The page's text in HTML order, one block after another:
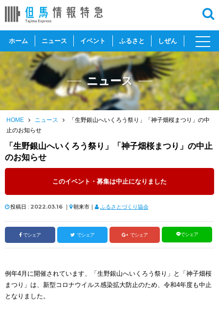
ホーム ニュース イベント ふるさと しぜん
toggle
ニュース
HOME ニュース
「生野銀山へいくろう祭り」「神子畑桜まつり」の中
止のお知らせ
「生野銀山へいくろう祭り」「神子畑桜まつり」の中止
のお知らせ
このイベント・募集は中止になりました
投稿日 : 2022.03.16 ｜ 朝来市｜ ふるさとづくり協会
でシェア でシェア でシェア でシェア
例年4月に開催されています、「生野銀山へいくろう祭り」と「神子畑桜
まつり」は、新型コロナウイルス感染拡大防止のため、令和4年度も中止
となりました。